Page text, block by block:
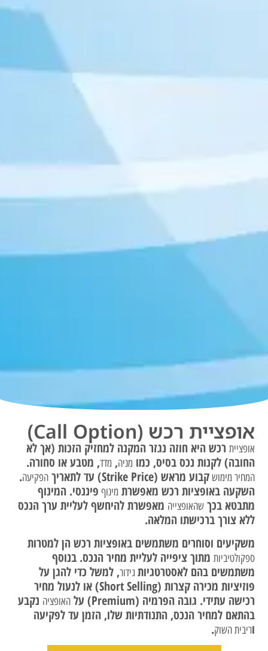
אופציית רכש (Call Option)
אופציית רכש היא חוזה נגזר המקנה למחזיק הזכות (אך לא
החובה) לקנות נכס בסיס, כמו מניה, מדד, מטבע או סחורה.
המחיר מימושקבוע מראש (Strike Price) עד לתאריך הפקיעה.
השקעה באופציות רכש מאפשרת מינוף פיננסי. המינוף
מתבטא בכךשהאופצייה מאפשרת להיחשף לעליית ערך הנכס
ללא צורך ברכישתו המלאה.
משקיעים וסוחרים משתמשים באופציות רכש הן למטרות
ספקולטיביות מתוך ציפייה לעליית מחיר הנכס. בנוסף
משתמשים בהם לאסטרטגיות גידור, למשל כדי להגן על
פוזיציות מכירה קצרות (Short Selling) או לנעול מחיר
רכישה עתידי. גובה הפרמיה (Premium) על
האופציה נקבע
בהתאם למחיר הנכס, התנודתיות שלו, הזמן עד לפקיעה
וריבית השוק.